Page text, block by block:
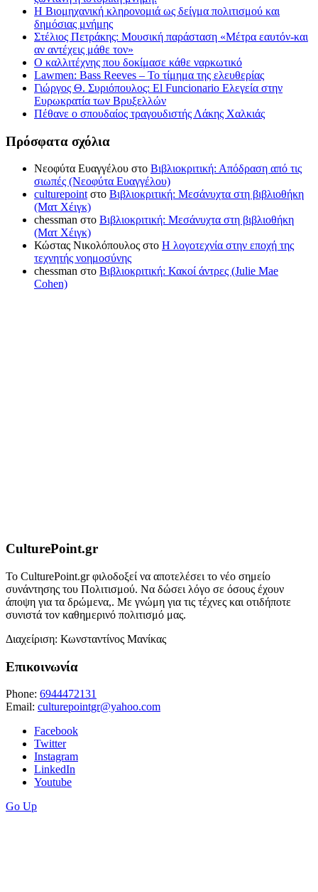
Η Βιομηχανική κληρονομιά ως δείγμα πολιτισμού και
δημόσιας μνήμης
Στέλιος Πετράκης: Μουσική παράσταση «Μέτρα εαυτόν-και
αν αντέχεις μάθε τον»
Ο καλλιτέχνης που δοκίμασε κάθε ναρκωτικό
Lawmen: Bass Reeves – Το τίμημα της ελευθερίας
Γιώργος Θ. Συριόπουλος: El Funcionario Ελεγεία στην
Ευρωκρατία των Βρυξελλών
Πέθανε ο σπουδαίος τραγουδιστής Λάκης Χαλκιάς
Πρόσφατα σχόλια
Νεοφύτα Ευαγγέλου στο Βιβλιοκριτική: Απόδραση από τις
σιωπές (Νεοφύτα Ευαγγέλου)
culturepointστο Βιβλιοκριτική: Μεσάνυχτα στη βιβλιοθήκη
(Ματ Χέιγκ)
chessman στο Βιβλιοκριτική: Μεσάνυχτα στη βιβλιοθήκη
(Ματ Χέιγκ)
Κώστας Νικολόπουλος στο Η λογοτεχνία στην εποχή της
τεχνητής νοημοσύνης
chessman στο Βιβλιοκριτική: Κακοί άντρες (Julie Mae
Cohen)
CulturePoint.gr
Το CulturePoint.gr φιλοδοξεί να αποτελέσει το νέο σημείο
συνάντησης του Πολιτισμού. Να δώσει λόγο σε όσους έχουν
άποψη για τα δρώμενα,. Με γνώμη για τις τέχνες και οτιδήποτε
συνιστά τον καθημερινό πολιτισμό μας.
Διαχείριση: Κωνσταντίνος Μανίκας
Επικοινωνία
Phone: 6944472131
Email: culturepointgr@yahoo.com
Facebook
Twitter
Instagram
LinkedIn
Youtube
Go Up